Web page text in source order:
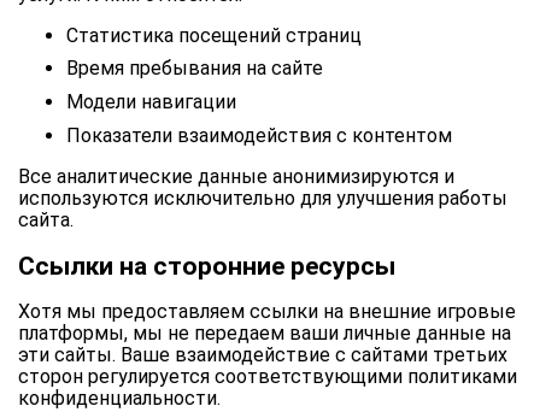
Статистика посещений страниц
Время пребывания на сайте
Модели навигации
Показатели взаимодействия с контентом
Все аналитические данные анонимизируются и
используются исключительно для улучшения работы
сайта.
Ссылки на сторонние ресурсы
Хотя мы предоставляем ссылки на внешние игровые
платформы, мы не передаем ваши личные данные на
эти сайты. Ваше взаимодействие с сайтами третьих
сторон регулируется соответствующими политиками
конфиденциальности.